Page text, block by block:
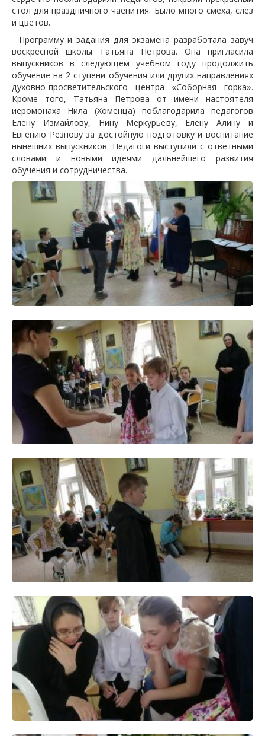
стол для праздничного чаепития. Было много смеха, слез
и цветов.
Программу и задания для экзамена разработала завуч
воскресной школы Татьяна Петрова. Она пригласила
выпускников в следующем учебном году продолжить
обучение на 2 ступени обучения или других направлениях
духовно-просветительского центра «Соборная горка».
Кроме того, Татьяна Петрова от имени настоятеля
иеромонаха Нила (Хоменца) поблагодарила педагогов
Елену Измайлову, Нину Меркурьеву, Елену Алину и
Евгению Резнову за достойную подготовку и воспитание
нынешних выпускников. Педагоги выступили с ответными
словами и новыми идеями дальнейшего развития
обучения и сотрудничества.